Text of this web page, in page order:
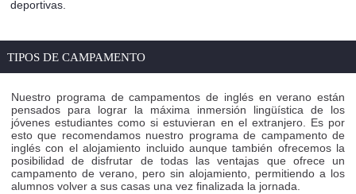
deportivas.
TIPOS DE CAMPAMENTO
Nuestro programa de campamentos de inglés en verano están
pensados para lograr la máxima inmersión lingüística de los
jóvenes estudiantes como si estuvieran en el extranjero. Es por
esto que recomendamos nuestro programa de campamento de
inglés con el alojamiento incluido aunque también ofrecemos la
posibilidad de disfrutar de todas las ventajas que ofrece un
campamento de verano, pero sin alojamiento, permitiendo a los
alumnos volver a sus casas una vez finalizada la jornada.